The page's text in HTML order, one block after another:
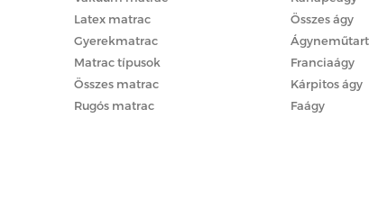
Latex matrac
Gyerekmatrac
Matrac típusok
Összes matrac
Rugós matrac
Összes ágy
Franciaágy
Kárpitos ágy
Faágy